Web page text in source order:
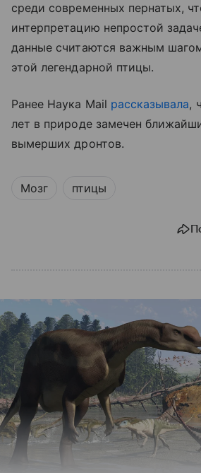
среди современных пернатых,
интерпретацию непростой
данные считаются важным
этой легендарной птицы.
Ранее Наука Mail рассказывала,
лет в природе замечен
вымерших дронтов.
Мозг птицы